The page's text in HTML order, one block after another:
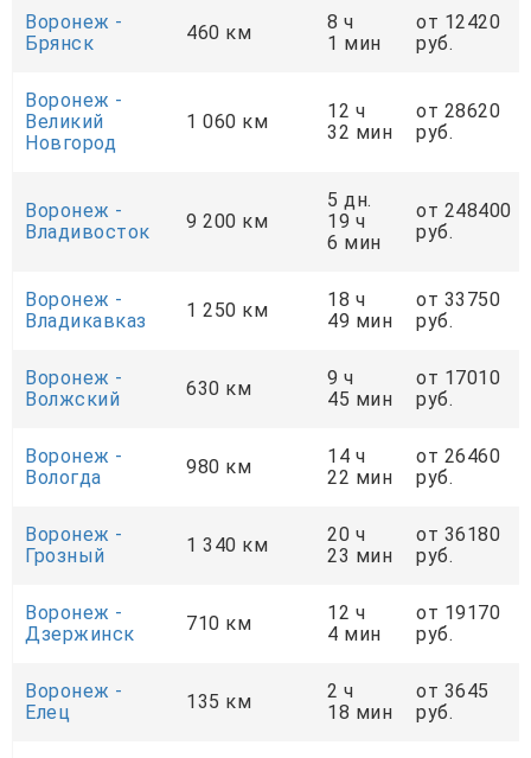
Воронеж -
Брянск
460 км
8 ч
1 мин
от 12420
руб.
Воронеж -
Великий
Новгород
1 060 км
12 ч
32 мин
от 28620
руб.
Воронеж -
Владивосток
9 200 км
5 дн.
19 ч
6 мин
от 248400
руб.
Воронеж -
Владикавказ
1 250 км
18 ч
49 мин
от 33750
руб.
Воронеж -
Волжский
630 км
9 ч
45 мин
от 17010
руб.
Воронеж -
Вологда
980 км
14 ч
22 мин
от 26460
руб.
Воронеж -
Грозный
1 340 км
20 ч
23 мин
от 36180
руб.
Воронеж -
Дзержинск
710 км
12 ч
4 мин
от 19170
руб.
Воронеж -
Елец
135 км
2 ч
18 мин
от 3645
руб.